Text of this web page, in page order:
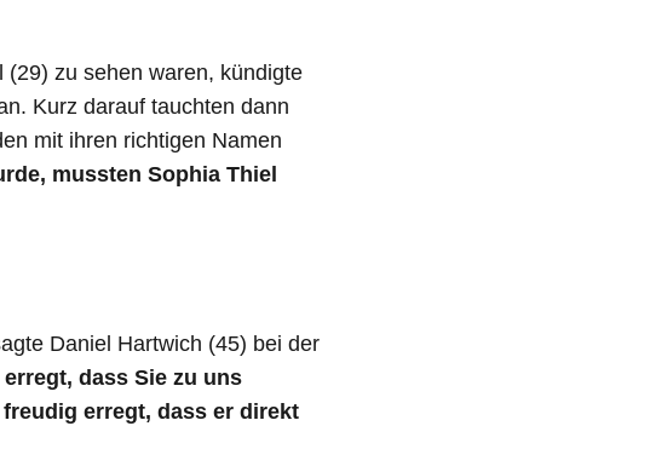
zu sehen waren, kündigte
Kurz darauf tauchten dann
mit ihren richtigen Namen
mussten Sophia Thiel
Daniel Hartwich (45) bei der
dass Sie zu uns
erregt, dass er direkt